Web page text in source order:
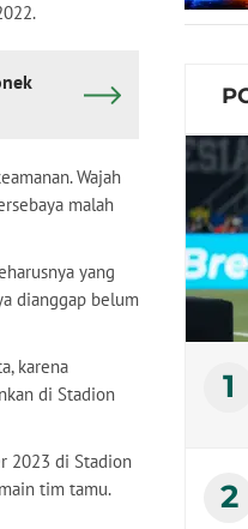
Wajah
malah
yang
dianggap belum
karena
di Stadion
2023 di Stadion
tim tamu.
1
2